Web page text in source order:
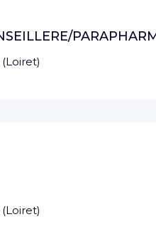
Loiret)
Loiret)